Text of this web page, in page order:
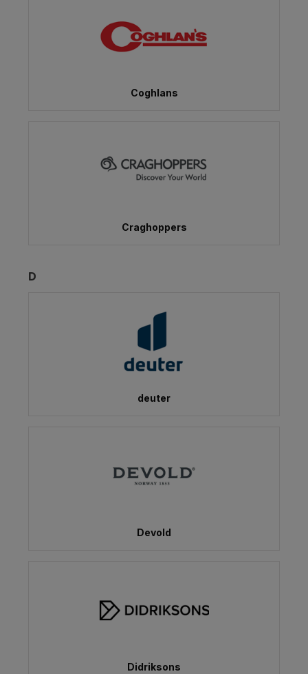
Coghlans
Craghoppers
D
deuter
Devold
Didriksons